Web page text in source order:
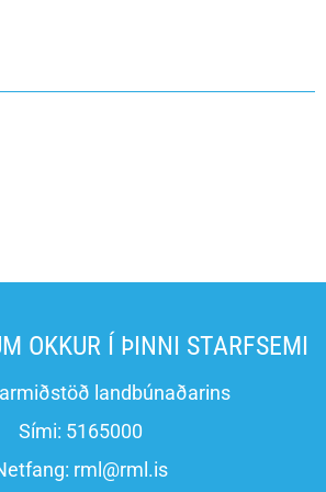
OKKUR Í ÞINNI STARFSEMI
landbúnaðarins
Sími: 5165000
rml@rml.is